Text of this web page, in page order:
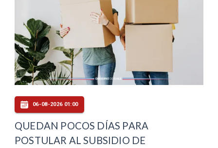
06-08-2026 01:00
QUEDAN POCOS DÍAS PARA
POSTULAR AL SUBSIDIO DE